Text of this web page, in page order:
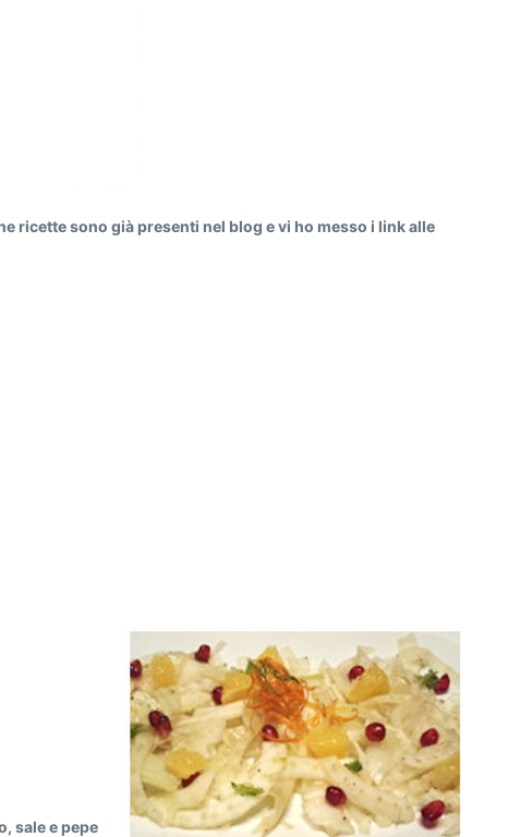
ricette sono già presenti nel blog e vi ho messo i link alle
sale e pepe